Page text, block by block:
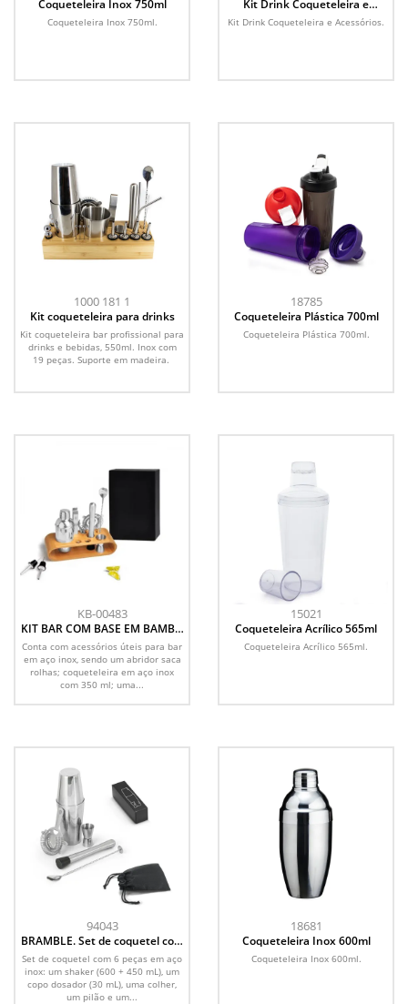
Coqueteleira Inox 750ml
Coqueteleira Inox 750ml.
Kit Drink Coqueteleira e
Acessórios
Kit Drink Coqueteleira e Acessórios.
1000 181 1
Kit coqueteleira para drinks
Kit coqueteleira bar profissional para
drinks e bebidas, 550ml. Inox com
19 peças. Suporte em madeira.
18785
Coqueteleira Plástica 700ml
Coqueteleira Plástica 700ml.
KB-00483
KIT BAR COM BASE EM BAMBU
- 11 PÇS
Conta com acessórios úteis para bar
em aço inox, sendo um abridor saca
rolhas; coqueteleira em aço inox
com 350 ml; uma...
15021
Coqueteleira Acrílico 565ml
Coqueteleira Acrílico 565ml.
94043
BRAMBLE. Set de coquetel com
6 peças em aço inox
Set de coquetel com 6 peças em aço
inox: um shaker (600 + 450 mL), um
copo dosador (30 mL), uma colher,
um pilão e um...
18681
Coqueteleira Inox 600ml
Coqueteleira Inox 600ml.